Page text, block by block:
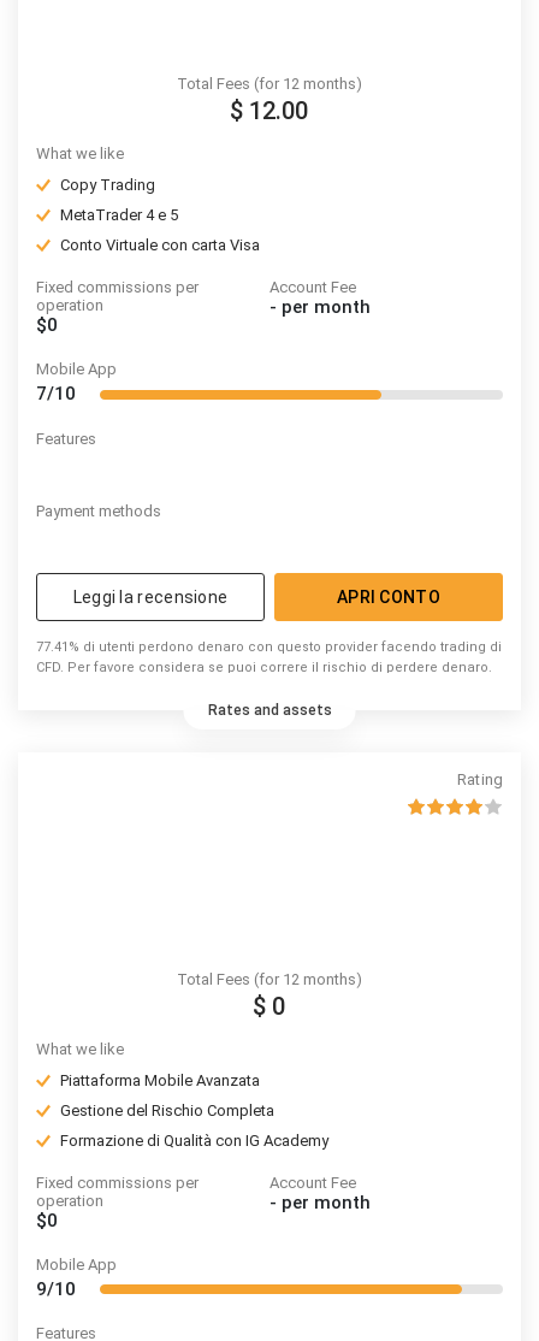
Total Fees (for 12 months)
$ 12.00
What we like
Copy Trading
MetaTrader 4 e 5
Conto Virtuale con carta Visa
Fixed commissions per
operation
$0
Account Fee
- per month
Mobile App
7/10
Features
Payment methods
Leggi la recensione APRI CONTO
77.41% di utenti perdono denaro con questo provider facendo trading di
CFD. Per favore considera se puoi correre il rischio di perdere denaro.
Rates and assets
Rating
Total Fees (for 12 months)
$ 0
What we like
Piattaforma Mobile Avanzata
Gestione del Rischio Completa
Formazione di Qualità con IG Academy
Fixed commissions per
operation
$0
Account Fee
- per month
Mobile App
9/10
Features